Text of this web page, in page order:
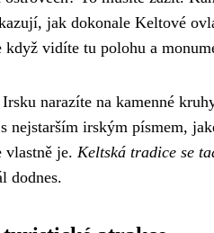
jak dokonale Keltové
když vidíte tu polohu a
narazíte na kamenné
nejstarším irským písmem,
vlastně je. Keltská tradice se
dodnes.